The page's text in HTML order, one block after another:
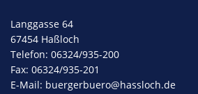
Langgasse 64
67454 Haßloch
Telefon: 06324/935-200
Fax: 06324/935-201
E-Mail: buergerbuero@hassloch.de